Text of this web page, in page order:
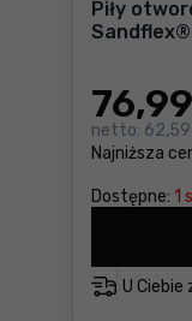
Piły
Najniższa
76
netto: 62,59
Dostępne: 1
U Ciebie